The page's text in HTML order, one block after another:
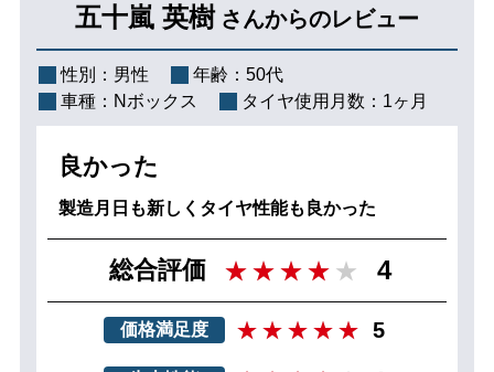
五十嵐 英樹 さんからのレビュー
性別： 男性 年齢： 50代
車種： Nボックス タイヤ使用月数： 1ヶ月
良かった
製造月日も新しくタイヤ性能も良かった
総合評価 4
価格満足度 5